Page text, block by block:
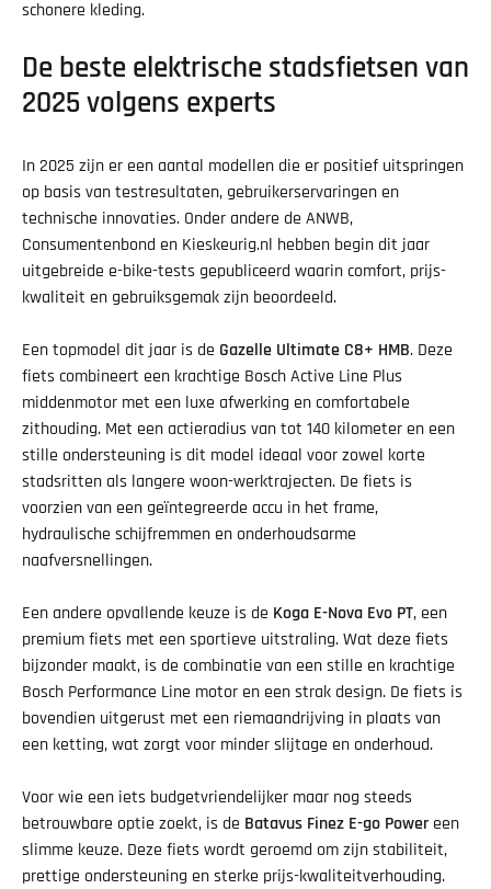
schonere kleding.
De beste elektrische stadsfietsen van
2025 volgens experts
In 2025 zijn er een aantal modellen die er positief uitspringen
op basis van testresultaten, gebruikerservaringen en
technische innovaties. Onder andere de ANWB,
Consumentenbond en Kieskeurig.nl hebben begin dit jaar
uitgebreide e-bike-tests gepubliceerd waarin comfort, prijs-
kwaliteit en gebruiksgemak zijn beoordeeld.
Een topmodel dit jaar is de Gazelle Ultimate C8+ HMB. Deze
fiets combineert een krachtige Bosch Active Line Plus
middenmotor met een luxe afwerking en comfortabele
zithouding. Met een actieradius van tot 140 kilometer en een
stille ondersteuning is dit model ideaal voor zowel korte
stadsritten als langere woon-werktrajecten. De fiets is
voorzien van een geïntegreerde accu in het frame,
hydraulische schijfremmen en onderhoudsarme
naafversnellingen.
Een andere opvallende keuze is de Koga E-Nova Evo PT, een
premium fiets met een sportieve uitstraling. Wat deze fiets
bijzonder maakt, is de combinatie van een stille en krachtige
Bosch Performance Line motor en een strak design. De fiets is
bovendien uitgerust met een riemaandrijving in plaats van
een ketting, wat zorgt voor minder slijtage en onderhoud.
Voor wie een iets budgetvriendelijker maar nog steeds
betrouwbare optie zoekt, is de Batavus Finez E-go Powereen
slimme keuze. Deze fiets wordt geroemd om zijn stabiliteit,
prettige ondersteuning en sterke prijs-kwaliteitverhouding.